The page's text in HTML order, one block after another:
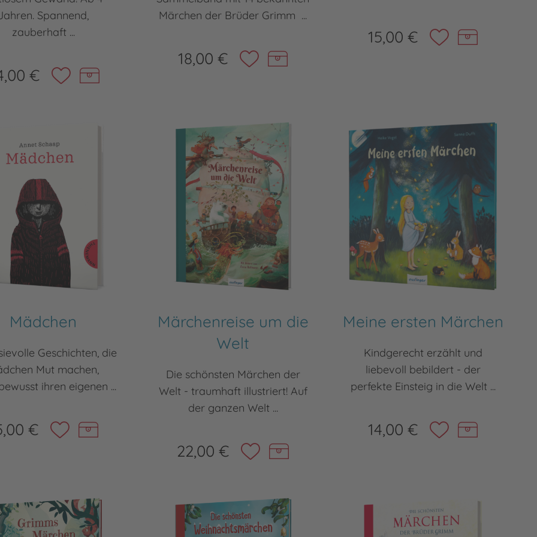
Spannend,
zauberhaft ...
€
Märchen der Brüder Grimm ...
18,00 €
15,00 €
Mädchen
Geschichten, die
Mut machen,
ihren eigenen ...
€
Märchenreise um die
Welt
Die schönsten Märchen der
Welt - traumhaft illustriert! Auf
der ganzen Welt ...
22,00 €
Meine ersten Märchen
Kindgerecht erzählt und
liebevoll bebildert - der
perfekte Einsteig in die Welt ...
14,00 €